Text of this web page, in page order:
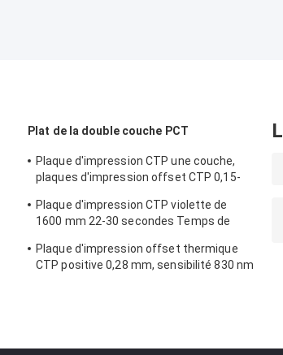
Plat de la double couche PCT
Plaque d'impression CTP une couche,
plaques d'impression offset CTP 0,15-
Plaque d'impression CTP violette de
1600 mm 22-30 secondes Temps de
Plaque d'impression offset thermique
CTP positive 0,28 mm, sensibilité 830 nm